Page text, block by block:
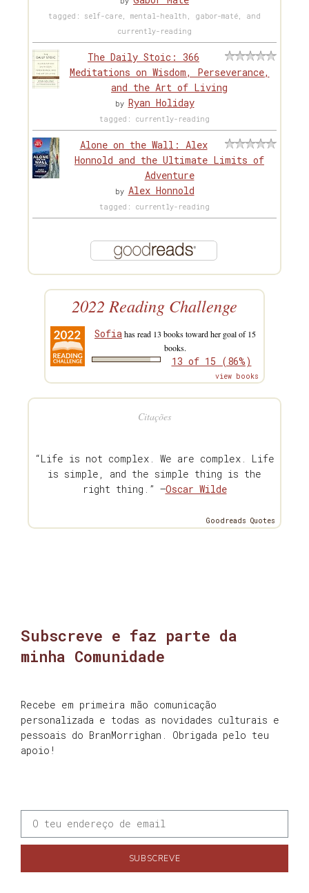
tagged: self-care, mental-health, gabor-maté, and
currently-reading
The Daily Stoic: 366
Meditations on Wisdom, Perseverance,
and the Art of Living
by Ryan Holiday
tagged: currently-reading
Alone on the Wall: Alex
Honnold and the Ultimate Limits of
Adventure
by Alex Honnold
tagged: currently-reading
2022 Reading Challenge
Sofiahas read 13 books toward her goal of 15
books.
13 of 15 (86%)
view books
Citações
“Life is not complex. We are complex. Life
is simple, and the simple thing is the
right thing.” —Oscar Wilde
Goodreads Quotes
Subscreve e faz parte da
minha Comunidade
Recebe em primeira mão comunicação
personalizada e todas as novidades culturais e
pessoais do BranMorrighan. Obrigada pelo teu
apoio!
SUBSCREVE